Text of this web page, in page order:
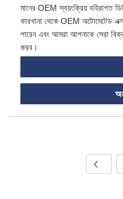
মানের OEM স্বয়ংক্রিয় বহিরাগত
কারখানা থেকে OEM অটোমেটেড
পারেন এবং আমরা আপনাকে সেরা
করব।